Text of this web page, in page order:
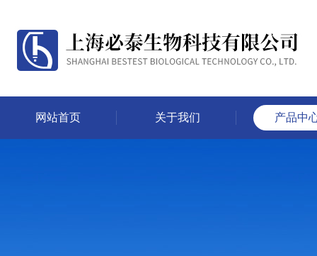
网站首页 关于我们 产品中